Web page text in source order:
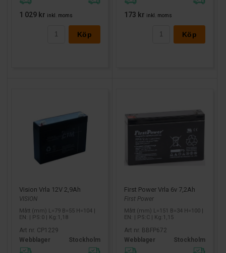
batteri avsett för standby/floatsnarare än djup cykling
samma eller högre
än original om UPS:en tillåter det
Larmbatteri (larm batteri 12V)
rätt12V
(matcha originalspec eller högre om utrymme
rättmåttså det får plats i kapslingen
underhållsfri och byggd för standby
Behöver du hjälp att välja?
Om du är osäker: börja med att svara på två frågor:
Är detsolcellsbatteri/off grid(cykling) ellerUPS/larm
1 029 kr inkl. moms
Köp
173 kr inkl. moms
Köp
Vision Vrla 12V 2,9Ah
VISION
Mått (mm) L=79 B=55 H=104 |
EN: | PS:0 | Kg:1,18
Art nr. CP1229
Webblager
Stockholm
First Power Vrla 6v 7,2Ah
First Power
Mått (mm) L=151 B=34 H=100 |
EN: | PS:C | Kg:1,15
Art nr. BBFP672
Webblager
Stockholm